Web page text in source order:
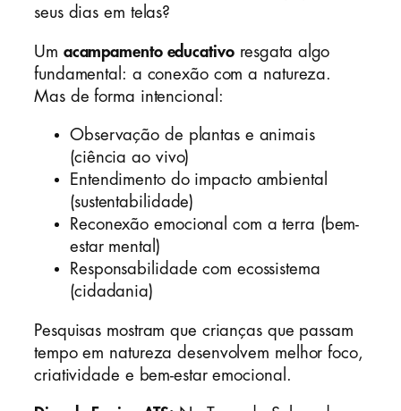
seus dias em telas?
Um acampamento educativoresgata algo
fundamental: a conexão com a natureza.
Mas de forma intencional:
Observação de plantas e animais
(ciência ao vivo)
Entendimento do impacto ambiental
(sustentabilidade)
Reconexão emocional com a terra (bem-
estar mental)
Responsabilidade com ecossistema
(cidadania)
Pesquisas mostram que crianças que passam
tempo em natureza desenvolvem melhor foco,
criatividade e bem-estar emocional.